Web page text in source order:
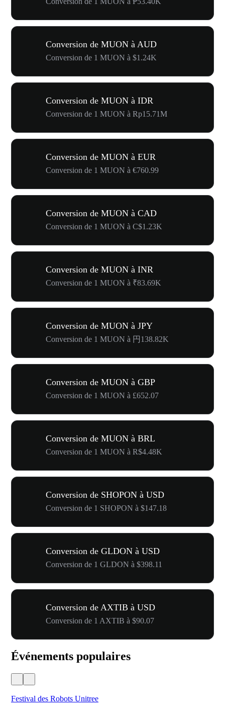
Conversion de MUON à AUD
Conversion de 1 MUON à $1.24K
Conversion de MUON à IDR
Conversion de 1 MUON à Rp15.71M
Conversion de MUON à EUR
Conversion de 1 MUON à €760.99
Conversion de MUON à CAD
Conversion de 1 MUON à C$1.23K
Conversion de MUON à INR
Conversion de 1 MUON à ₹83.69K
Conversion de MUON à JPY
Conversion de 1 MUON à 円138.82K
Conversion de MUON à GBP
Conversion de 1 MUON à £652.07
Conversion de MUON à BRL
Conversion de 1 MUON à R$4.48K
Conversion de SHOPON à USD
Conversion de 1 SHOPON à $147.18
Conversion de GLDON à USD
Conversion de 1 GLDON à $398.11
Conversion de AXTIB à USD
Conversion de 1 AXTIB à $90.07
Événements populaires
Festival des Robots Unitree